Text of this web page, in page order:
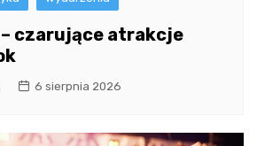
– czarujące atrakcje
6 sierpnia 2026